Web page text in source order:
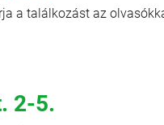
a találkozást az
2-5.